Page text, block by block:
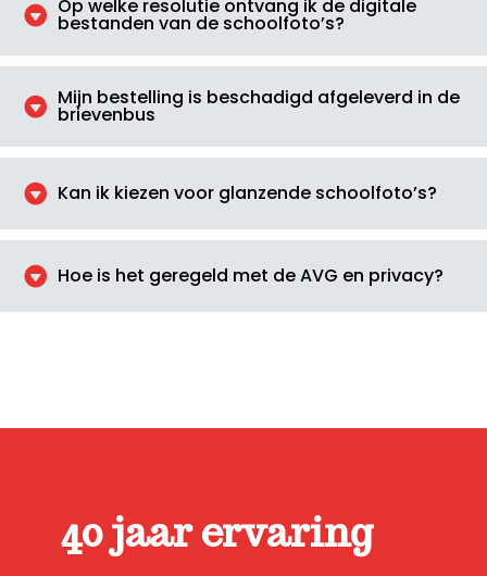
 Op welke resolutie ontvang ik de digitale
bestanden van de schoolfoto’s?
 Mijn bestelling is beschadigd afgeleverd in de
brievenbus
 Kan ik kiezen voor glanzende schoolfoto’s?
 Hoe is het geregeld met de AVG en privacy?
40 jaar ervaring